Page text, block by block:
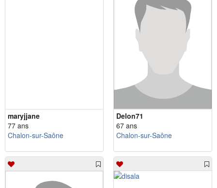
maryjjane
77 ans
Chalon-sur-Saône
Delon71
67 ans
Chalon-sur-Saône